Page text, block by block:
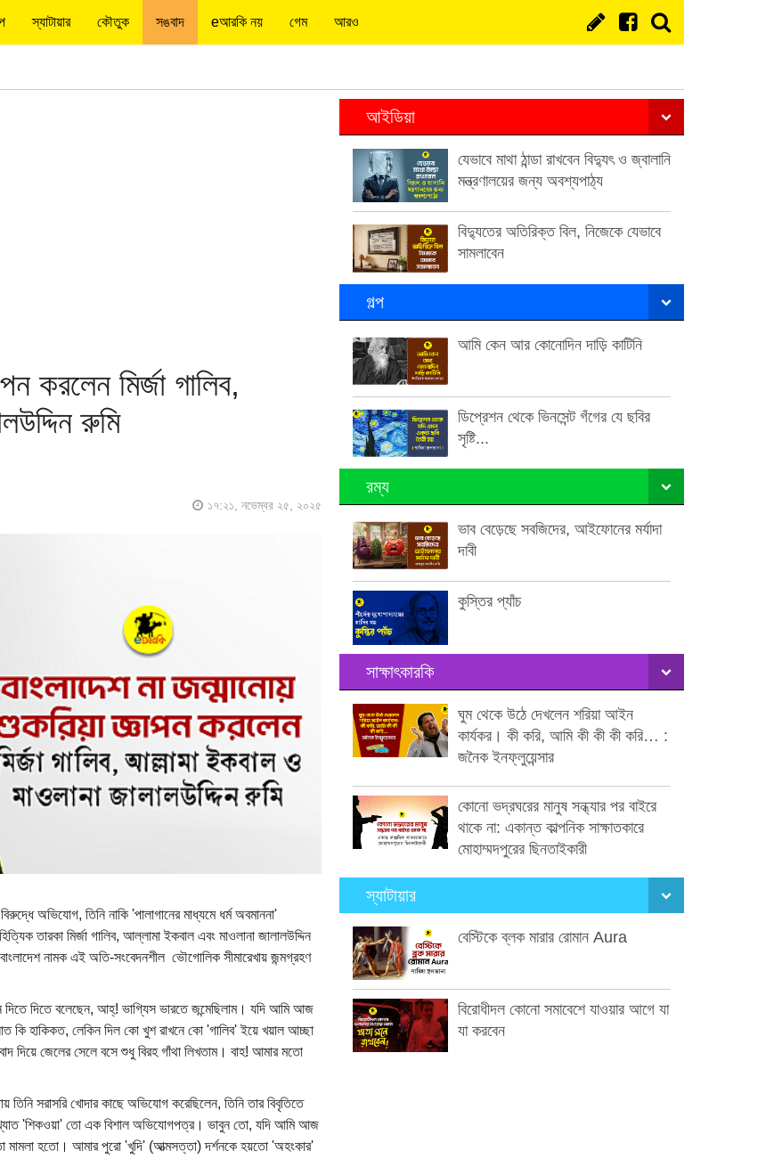
স্যাটায়ার কৌতুক সঙবাদ eআরকি নয় গেম আরও
করলেন মির্জা গালিব,
রুমি
১৭:২১, নভেম্বর ২৫, ২০২৫
অভিযোগ, তিনি নাকি 'পালাগানের মাধ্যমে ধর্ম অবমাননা'
তারকা মির্জা গালিব, আল্লামা ইকবাল এবং মাওলানা জালালউদ্দিন
নামক এই অতি-সংবেদনশীল ভৌগোলিক সীমারেখায় জন্মগ্রহণ
দিতে দিতে বলেছেন, আহ্! ভাগ্যিস ভারতে জন্মেছিলাম। যদি আমি আজ
কি হাকিকত, লেকিন দিল কো খুশ রাখনে কো 'গালিব' ইয়ে খয়াল আচ্ছা
দিয়ে জেলের সেলে বসে শুধু বিরহ গাঁথা লিখতাম। বাহ! আমার মতো
সরাসরি খোদার কাছে অভিযোগ করেছিলেন, তিনি তার বিবৃতিতে
'শিকওয়া' তো এক বিশাল অভিযোগপত্র। ভাবুন তো, যদি আমি আজ
মামলা হতো। আমার পুরো 'খুদি' (আত্মসত্তা) দর্শনকে হয়তো 'অহংকার'
আইডিয়া
যেভাবে মাথা ঠান্ডা রাখবেন বিদ্যুৎ ও জ্বালানি
মন্ত্রণালয়ের জন্য অবশ্যপাঠ্য
বিদ্যুতের অতিরিক্ত বিল, নিজেকে যেভাবে
সামলাবেন
গল্প
আমি কেন আর কোনোদিন দাড়ি কাটিনি
ডিপ্রেশন থেকে ভিনসেন্ট গঁগের যে ছবির
সৃষ্টি...
রম্য
ভাব বেড়েছে সবজিদের, আইফোনের মর্যাদা
দাবী
কুস্তির প্যাঁচ
সাক্ষাৎকারকি
ঘুম থেকে উঠে দেখলেন শরিয়া আইন
কার্যকর। কী করি, আমি কী কী কী করি… :
জনৈক ইনফ্লুয়েন্সার
কোনো ভদ্রঘরের মানুষ সন্ধ্যার পর বাইরে
থাকে না: একান্ত কাল্পনিক সাক্ষাতকারে
মোহাম্মদপুরের ছিনতাইকারী
স্যাটায়ার
বেস্টিকে ব্লক মারার রোমান Aura
বিরোধীদল কোনো সমাবেশে যাওয়ার আগে যা
যা করবেন